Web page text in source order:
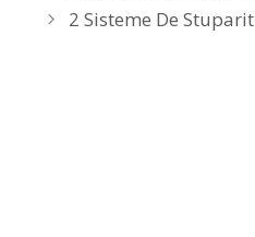
2 Sisteme De Stuparit